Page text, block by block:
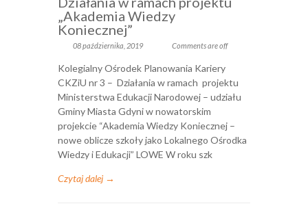
„Akademia Wiedzy
Koniecznej”
08 października, 2019 Comments are off
Kolegialny Ośrodek Planowania Kariery
CKZiU nr 3 – Działania w ramach projektu
Ministerstwa Edukacji Narodowej – udziału
Gminy Miasta Gdyni w nowatorskim
projekcie “Akademia Wiedzy Koniecznej –
nowe oblicze szkoły jako Lokalnego Ośrodka
Wiedzy i Edukacji” LOWE W roku szk
Czytaj dalej →